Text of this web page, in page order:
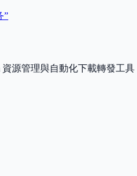
”
資源管理與自動化下載轉發工